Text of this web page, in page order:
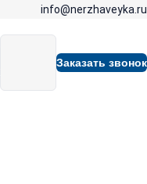
info@nerzhaveyka.ru
Заказать звонок